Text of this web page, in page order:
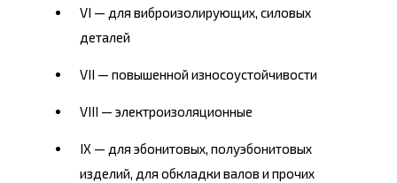
VI — для виброизолирующих, силовых
деталей
VII — повышенной износоустойчивости
VIII — электроизоляционные
IX — для эбонитовых, полуэбонитовых
изделий, для обкладки валов и прочих